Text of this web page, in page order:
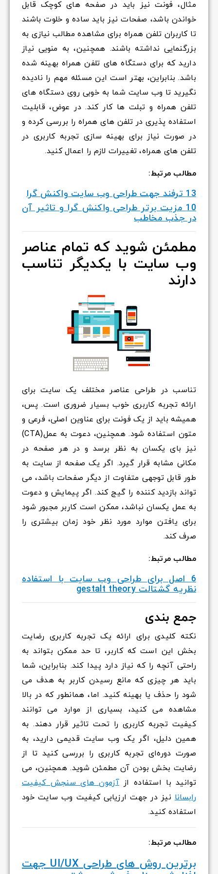
مثال، فونت نیز باید در صفحه های کوچک قابل
خواندن باشد، صفحات نیز باید ساده و خلوت باشند
تا کاربران تلفن همراه برای مشاهده مطالب نیازی به
بزرگنمایی نداشته باشند. همچنین، به منویی نیاز
دارید که برای دستگاه های تلفن همراه بهینه شده
باشد. بنابراین، بهتر است این مسئله مهم را نادیده
نگیرید تا وب سایت شما به خوبی روی دستگاه های
تلفن همراه و تبلت ها کار کند. در عوض، قابلیت
استفاده پذیری در تلفن های همراه را بررسی کرده و
در صورت نیاز برای بهینه سازی تجربه کاربری در
تلفن های همراه، تغییرات لازم را اعمال کنید.
مطالب مرتبط:
13 ترفند جهت طراحی وب سایت واکنش گرا
10 مزیت برتر طراحی واکنش گرا و تاثیر آن
در جذب مخاطب
مطمئن شوید که تمام عناصر
وب سایت با یکدیگر تناسب
دارند
تناسب در طراحی عناصر مختلف یک سایت برای
ارائه تجربه کاربری خوب بسیار ضروری است. پس،
همیشه باید از یک فونت برای عناوین اصلی، فرعی و
متون استفاده شود. همچنین، دعوت به عمل(CTA)
نیز بای یکسان به نظر برسد و در هر صفحه در
مکانی مشابه قرار گیرد. اگر یک صفحه از سایت به
طور قابل توجهی متفاوت از دیگر صفحات باشد، می
تواند بازدید کننده را گیج کند. اگر پیمایش و دعوت
به عمل یکسان نباشد، ممکن است کاربر مجبور شود
برای یافتن موارد مورد نظر خود زمان بیشتری را
صرف کند.
مطالب مرتبط:
6 اصل برای طراحی وب سایت با استفاده
نظریه گشتالت gestalt theory
جمع بندی
نکته کلیدی برای ارائه یک تجربه کاربری رضایت
بخش این است که کاربر، تا حد ممکن بتواند به
راحتی آنچه را که نیاز دارد پیدا کند. بنابراین، شما
باید هر چیزی که مانع رسیدن کاربر به هدف می
شود را حذف یا بهینه کنید. اما، همانطور که در بالا
مشاهده می کنید، بسیاری از موارد می توانند
کیفیت تجربه کاربری را تحت تاثیر قرار دهند. به
همین دلیل، اگر یک وب سایت قدیمی دارید، به
صورت دوره‌ای تجربه کاربری را بررسی کنید تا از
رضایت بخش بودن آن مطمئن شوید. همچنین، می
توانید با استفاده از آزمون های سنجش کیفیت
رابسانا
نیز در جهت ارزیابی کیفیت وب سایت خود
استفاده کنید.
مطالب مرتبط:
برترین روش های طراحی UI/UX جهت